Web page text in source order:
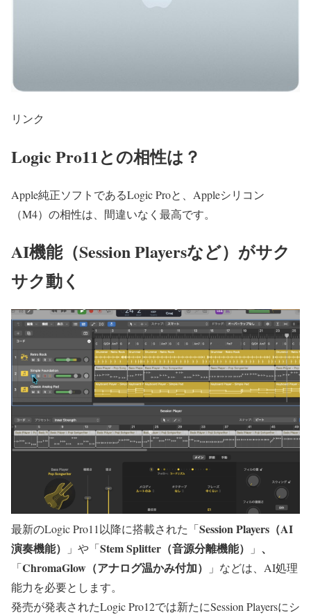
リンク
Logic Pro11との相性は？
Apple純正ソフトであるLogic Proと、Appleシリコン
（M4）の相性は、間違いなく最高です。
AI機能（Session Playersなど）がサク
サク動く
最新のLogic Pro11以降に搭載された「Session Players（AI
演奏機能）
」や「Stem Splitter（音源分離機能） 」 、
「ChromaGlow（アナログ温かみ付加）
」などは、AI処理
能力を必要とします。
発売が発表されたLogic Pro12では新たにSession Playersにシ